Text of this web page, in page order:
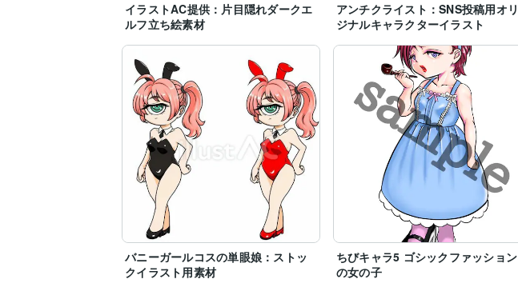
イラストAC提供：片目隠れダークエ
ルフ立ち絵素材
アンチクライスト：SNS投稿用オリ
ジナルキャラクターイラスト
バニーガールコスの単眼娘：ストッ
クイラスト用素材
ちびキャラ5 ゴシックファッション
の女の子